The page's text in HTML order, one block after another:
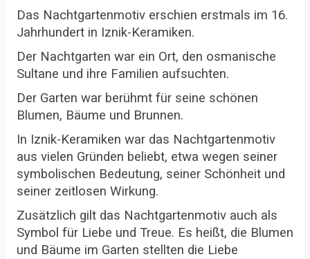
Das Nachtgartenmotiv erschien erstmals im 16.
Jahrhundert in Iznik-Keramiken.
Der Nachtgarten war ein Ort, den osmanische
Sultane und ihre Familien aufsuchten.
Der Garten war berühmt für seine schönen
Blumen, Bäume und Brunnen.
In Iznik-Keramiken war das Nachtgartenmotiv
aus vielen Gründen beliebt, etwa wegen seiner
symbolischen Bedeutung, seiner Schönheit und
seiner zeitlosen Wirkung.
Zusätzlich gilt das Nachtgartenmotiv auch als
Symbol für Liebe und Treue. Es heißt, die Blumen
und Bäume im Garten stellten die Liebe